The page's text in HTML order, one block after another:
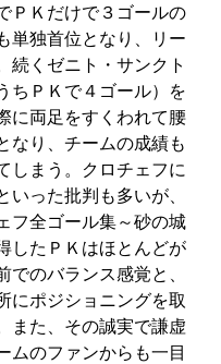
ＰＫだけで３ゴールの
単独首位となり、リー
続くゼニト・サンクト
ちＰＫで４ゴール）を
に両足をすくわれて腰
なり、チームの成績も
しまう。クロチェフに
った批判も多いが、
フ全ゴール集～砂の城
したＰＫはほとんどが
のバランス感覚と、
にポジショニングを取
また、その誠実で謙虚
ムのファンからも一目